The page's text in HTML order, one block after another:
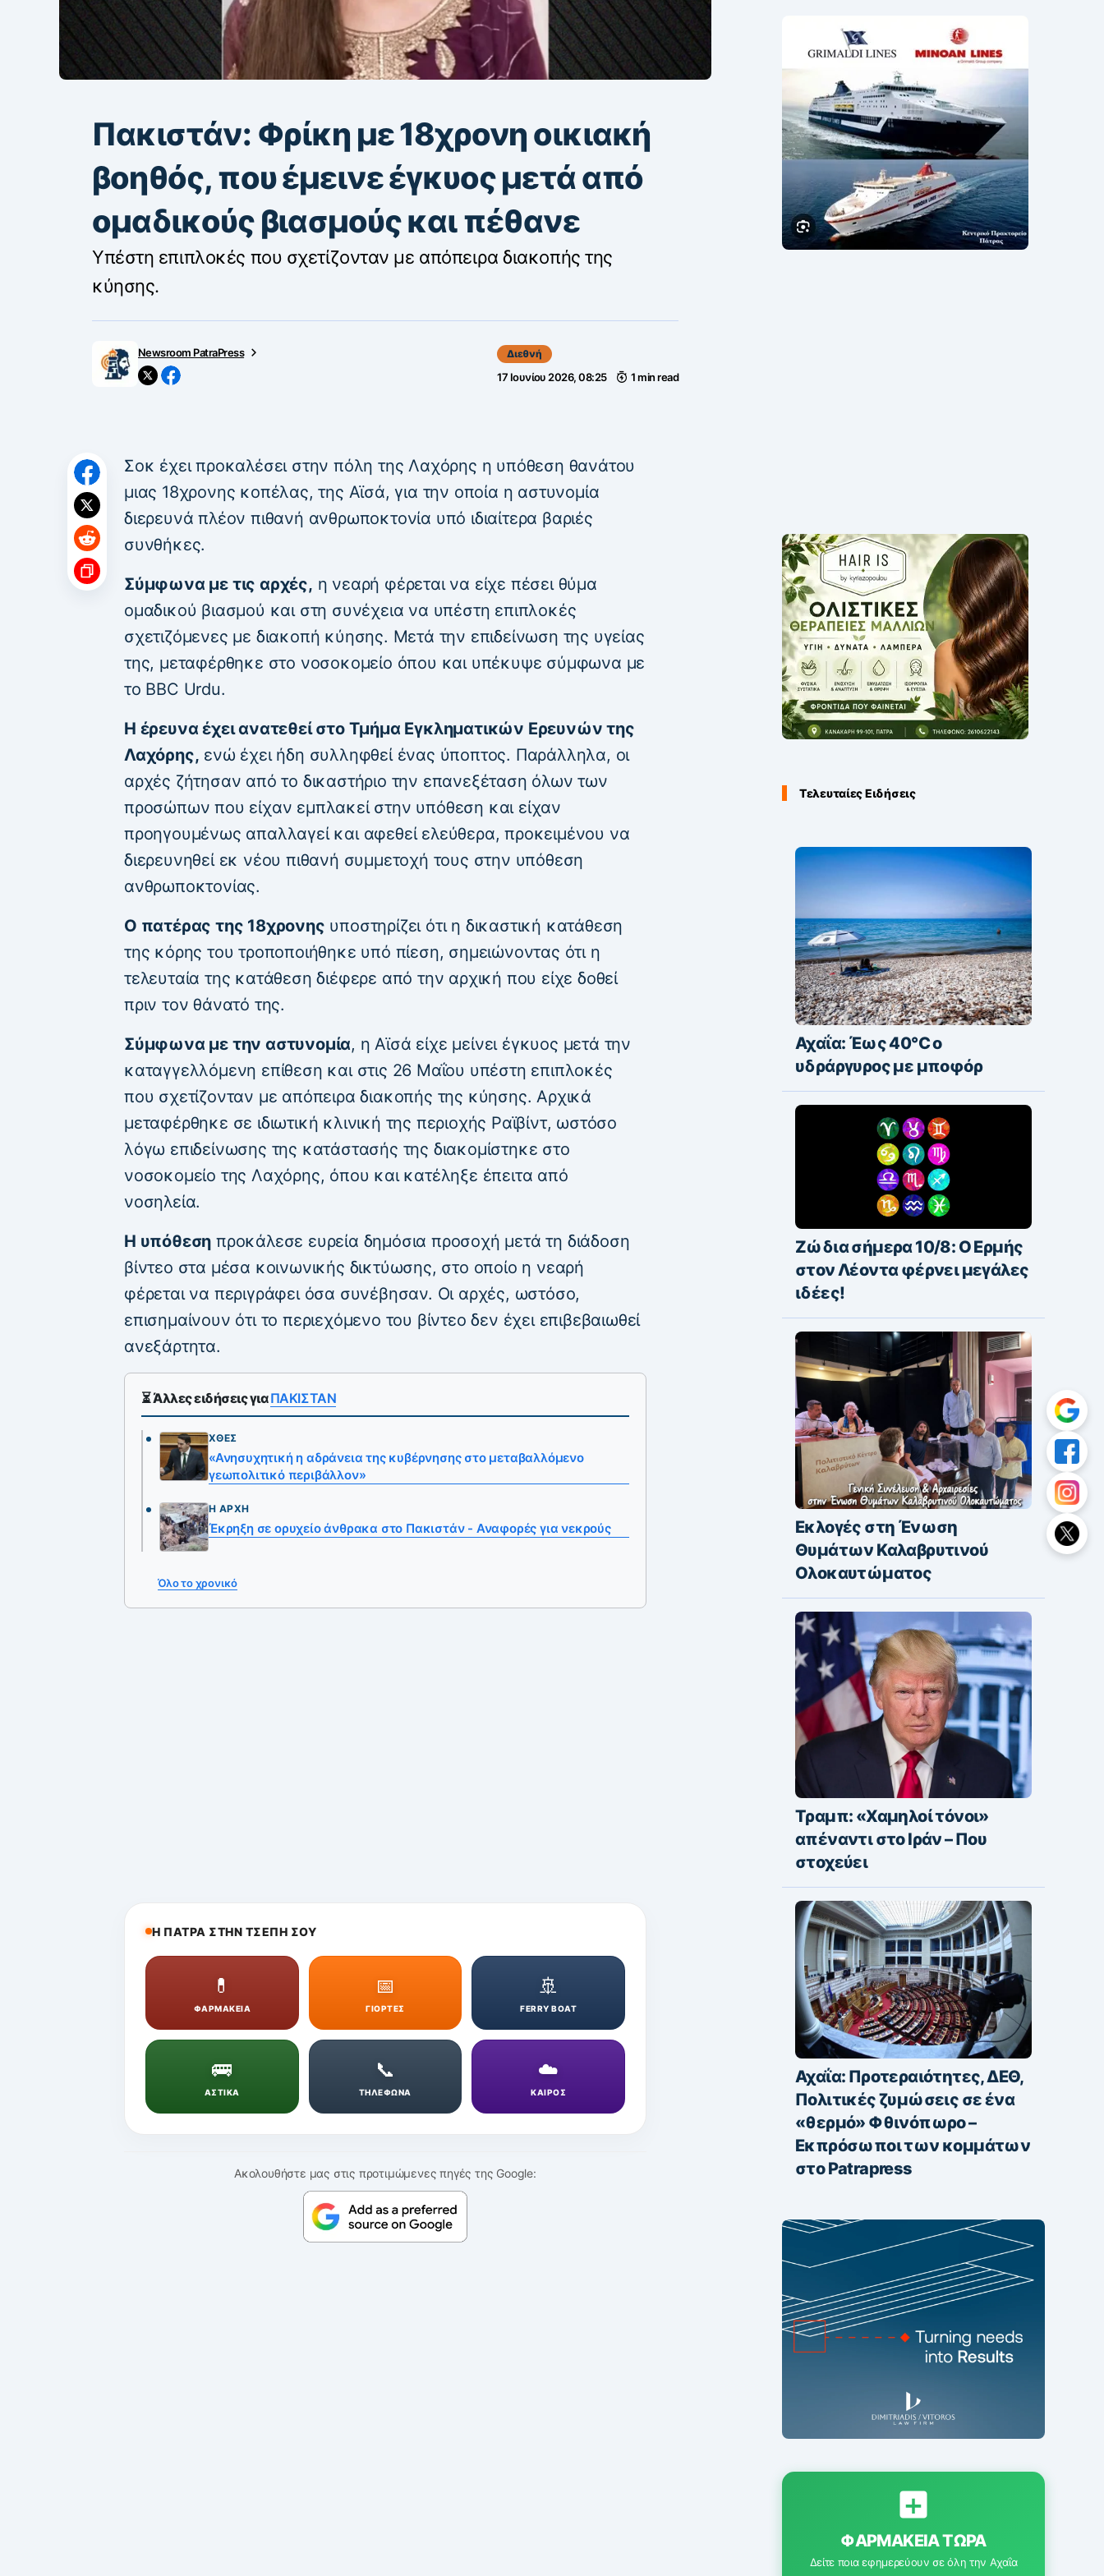
Πακιστάν: Φρίκη με 18χρονη οικιακή
βοηθός, που έμεινε έγκυος μετά από
ομαδικούς βιασμούς και πέθανε
Υπέστη επιπλοκές που σχετίζονταν με απόπειρα διακοπής της
κύησης.
Newsroom PatraPress Διεθνή
17 Ιουνίου 2026, 08:25 1 min read
Σοκ έχει προκαλέσει στην πόλη της Λαχόρης η υπόθεση θανάτου
μιας 18χρονης κοπέλας, της Αϊσά, για την οποία η αστυνομία
διερευνά πλέον πιθανή ανθρωποκτονία υπό ιδιαίτερα βαριές
συνθήκες.
Σύμφωνα με τις αρχές, η νεαρή φέρεται να είχε πέσει θύμα
ομαδικού βιασμού και στη συνέχεια να υπέστη επιπλοκές
σχετιζόμενες με διακοπή κύησης. Μετά την επιδείνωση της υγείας
της, μεταφέρθηκε στο νοσοκομείο όπου και υπέκυψε σύμφωνα με
το BBC Urdu.
Η έρευνα έχει ανατεθεί στο Τμήμα Εγκληματικών Ερευνών της
Λαχόρης, ενώ έχει ήδη συλληφθεί ένας ύποπτος. Παράλληλα, οι
αρχές ζήτησαν από το δικαστήριο την επανεξέταση όλων των
προσώπων που είχαν εμπλακεί στην υπόθεση και είχαν
προηγουμένως απαλλαγεί και αφεθεί ελεύθερα, προκειμένου να
διερευνηθεί εκ νέου πιθανή συμμετοχή τους στην υπόθεση
ανθρωποκτονίας.
Ο πατέρας της 18χρονης υποστηρίζει ότι η δικαστική κατάθεση
της κόρης του τροποποιήθηκε υπό πίεση, σημειώνοντας ότι η
τελευταία της κατάθεση διέφερε από την αρχική που είχε δοθεί
πριν τον θάνατό της.
Σύμφωνα με την αστυνομία, η Αϊσά είχε μείνει έγκυος μετά την
καταγγελλόμενη επίθεση και στις 26 Μαΐου υπέστη επιπλοκές
που σχετίζονταν με απόπειρα διακοπής της κύησης. Αρχικά
μεταφέρθηκε σε ιδιωτική κλινική της περιοχής Ραϊβίντ, ωστόσο
λόγω επιδείνωσης της κατάστασής της διακομίστηκε στο
νοσοκομείο της Λαχόρης, όπου και κατέληξε έπειτα από
νοσηλεία.
Η υπόθεση προκάλεσε ευρεία δημόσια προσοχή μετά τη διάδοση
βίντεο στα μέσα κοινωνικής δικτύωσης, στο οποίο η νεαρή
φέρεται να περιγράφει όσα συνέβησαν. Οι αρχές, ωστόσο,
επισημαίνουν ότι το περιεχόμενο του βίντεο δεν έχει επιβεβαιωθεί
ανεξάρτητα.
⏳ Άλλες ειδήσεις γιαΠΑΚΙΣΤΑΝ
ΧΘΕΣ
«Ανησυχητική η αδράνεια της κυβέρνησης στο μεταβαλλόμενο
γεωπολιτικό περιβάλλον»
Η ΑΡΧΉ
Έκρηξη σε ορυχείο άνθρακα στο Πακιστάν - Αναφορές για νεκρούς
Όλο το χρονικό
Η ΠΑΤΡΑ ΣΤΗΝ ΤΣΕΠΗ ΣΟΥ
💊
ΦΑΡΜΑΚΕΙΑ
📅
ΓΙΟΡΤΕΣ
🚢
FERRY BOAT
🚌
ΑΣΤΙΚΑ
📞
ΤΗΛΕΦΩΝΑ
☁️
ΚΑΙΡΟΣ
Ακολουθήστε μας στις προτιμώμενες πηγές της Google:
Τελευταίες Ειδήσεις
Αχαΐα: Έως 40°C ο
υδράργυρος με μποφόρ
Ζώδια σήμερα 10/8: Ο Ερμής
στον Λέοντα φέρνει μεγάλες
ιδέες!
Εκλογές στη Ένωση
Θυμάτων Καλαβρυτινού
Ολοκαυτώματος
Τραμπ: «Χαμηλοί τόνοι»
απέναντι στο Ιράν – Που
στοχεύει
Αχαΐα: Προτεραιότητες, ΔΕΘ,
Πολιτικές ζυμώσεις σε ένα
«θερμό» Φθινόπωρο –
Εκπρόσωποι των κομμάτων
στο Patrapress
ΦΑΡΜΑΚΕΊΑ ΤΏΡΑ
Δείτε ποια εφημερεύουν σε όλη την Αχαΐα